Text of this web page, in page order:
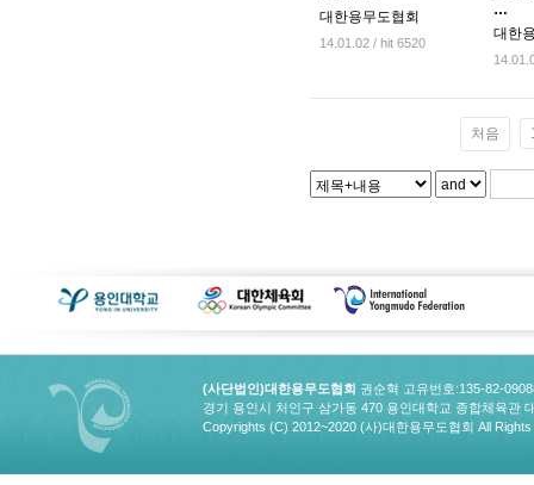
대한용무도협회
14.01.02 / hit 6520
…
대한
처음
(사단법인)대한용무도협회 권순혁 고유번호:135-82-
경기 용인시 처인구 삼가동 470 용인대학교 종합체육관
Copyrights (C) 2012~2020 (사)대한용무도협회 All